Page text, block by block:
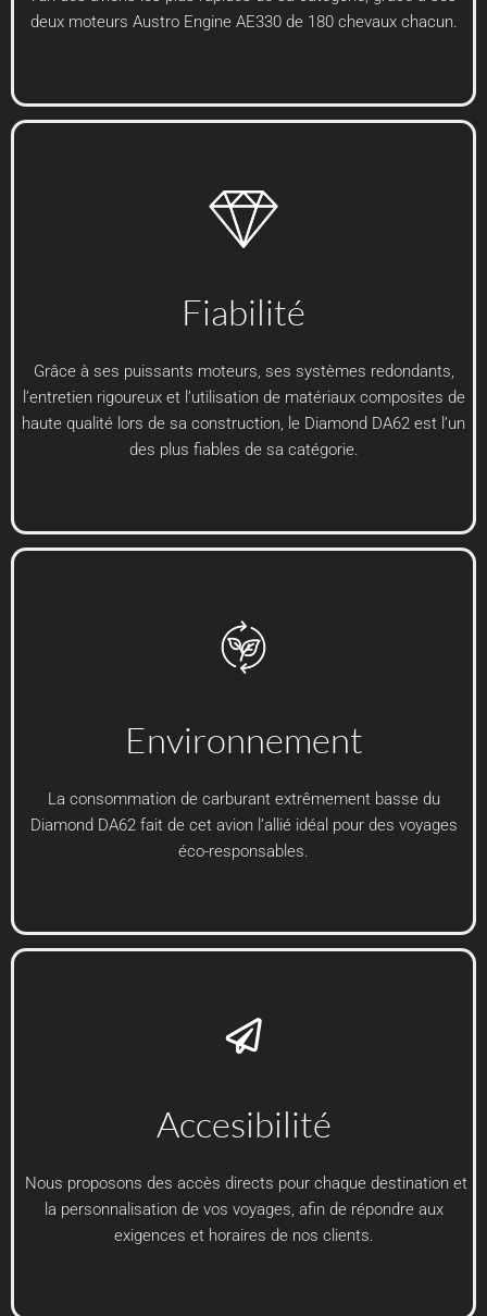
deux moteurs Austro Engine AE330 de 180 chevaux chacun.
Fiabilité
Grâce à ses puissants moteurs, ses systèmes redondants,
l’entretien rigoureux et l’utilisation de matériaux composites de
haute qualité lors de sa construction, le Diamond DA62 est l’un
des plus fiables de sa catégorie.
Environnement
La consommation de carburant extrêmement basse du
Diamond DA62 fait de cet avion l’allié idéal pour des voyages
éco-responsables.
Accesibilité
Nous proposons des accès directs pour chaque destination et
la personnalisation de vos voyages, afin de répondre aux
exigences et horaires de nos clients.